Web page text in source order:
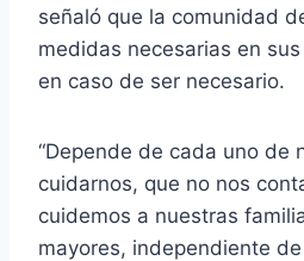
señaló que la comunidad
medidas necesarias en
en caso de ser necesario.
“Depende de cada uno de
cuidarnos, que no nos
cuidemos a nuestras
mayores, independiente